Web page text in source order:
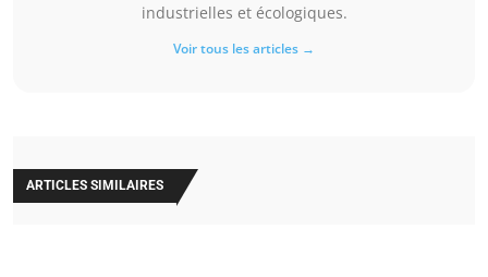
industrielles et écologiques.
Voir tous les articles →
ARTICLES SIMILAIRES